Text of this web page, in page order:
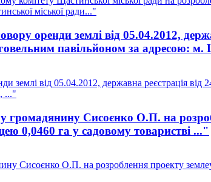
міської ради..."
оренди землі від 05.04.2012,
павільйоном за адресою:
від 05.04.2012, державна реєстрація
..."
Сисоєнко О.П. на
0,0460 га у садовому товаристві ..."
Сисоєнко О.П. на розроблення проекту